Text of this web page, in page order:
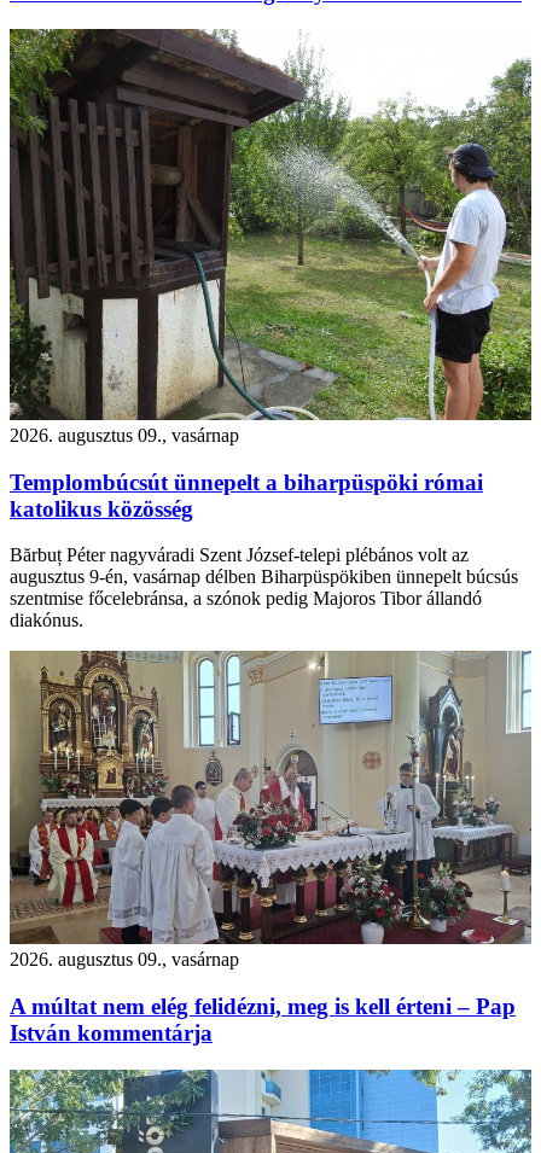
2026. augusztus 09., vasárnap
Templombúcsút ünnepelt a biharpüspöki római
katolikus közösség
Bărbuț Péter nagyváradi Szent József-telepi plébános volt az
augusztus 9-én, vasárnap délben Biharpüspökiben ünnepelt búcsús
szentmise főcelebránsa, a szónok pedig Majoros Tibor állandó
diakónus.
2026. augusztus 09., vasárnap
A múltat nem elég felidézni, meg is kell érteni – Pap
István kommentárja